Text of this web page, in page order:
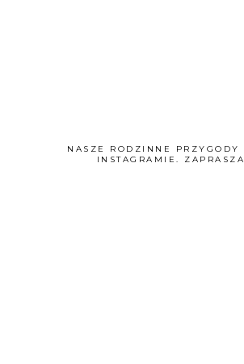
NASZE RODZINNE PRZYGODY
INSTAGRAMIE.